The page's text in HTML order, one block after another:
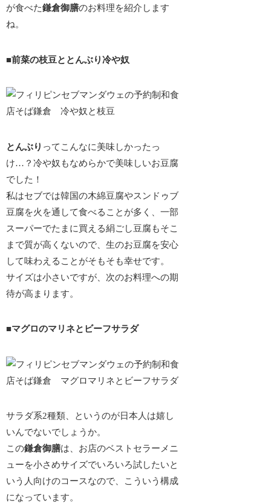
が食べた鎌倉御膳のお料理を紹介します
ね。
■前菜の枝豆ととんぶり冷や奴
とんぶり ってこんなに美味しかったっ
け…？冷や奴もなめらかで美味しいお豆腐
でした！
私はセブでは韓国の木綿豆腐やスンドゥブ
豆腐を火を通して食べることが多く、一部
スーパーでたまに買える絹ごし豆腐もそこ
まで質が高くないので、生のお豆腐を安心
して味わえることがそもそも幸せです。
サイズは小さいですが、次のお料理への期
待が高まります。
■マグロのマリネとビーフサラダ
サラダ系2種類、というのが日本人は嬉し
いんでないでしょうか。
この鎌倉御膳は、 お店のベストセラーメニ
ューを小さめサイズでいろいろ試したいと
いう人向けのコースなので、こういう構成
になっています。